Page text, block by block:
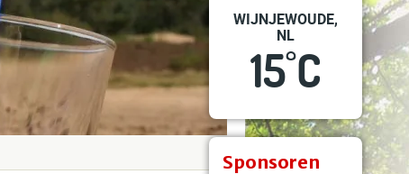
WIJNJEWOUDE,
NL
15°C
Sponsoren